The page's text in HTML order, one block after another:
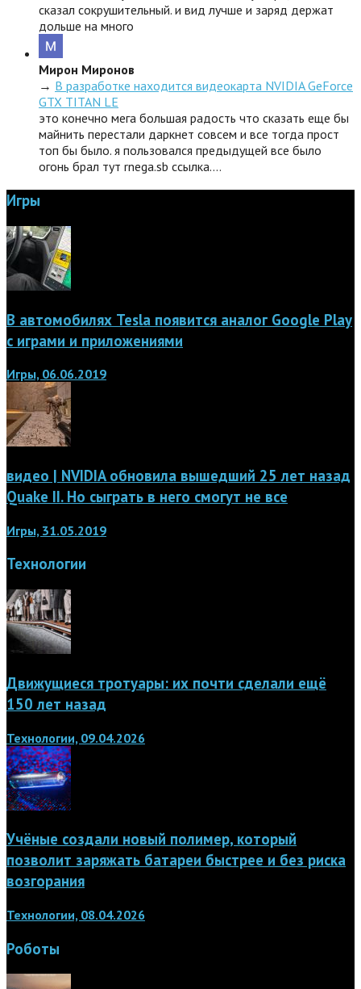
сказал сокрушительный. и вид лучше и заряд держат
дольше на много
Мирон Миронов
→ В разработке находится видеокарта NVIDIA GeForce
GTX TITAN LE
это конечно мега большая радость что сказать еще бы
майнить перестали даркнет совсем и все тогда прост
топ бы было. я пользовался предыдущей все было
огонь брал тут rnega.sb ссылка.…
Игры
В автомобилях Tesla появится аналог Google Play
с играми и приложениями
Игры, 06.06.2019
видео | NVIDIA обновила вышедший 25 лет назад
Quake II. Но сыграть в него смогут не все
Игры, 31.05.2019
Технологии
Движущиеся тротуары: их почти сделали ещё
150 лет назад
Технологии, 09.04.2026
Учёные создали новый полимер, который
позволит заряжать батареи быстрее и без риска
возгорания
Технологии, 08.04.2026
Роботы